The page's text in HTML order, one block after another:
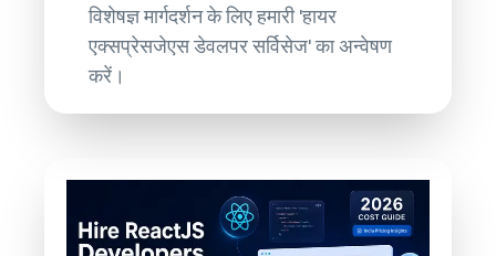
विशेषज्ञ मार्गदर्शन के लिए हमारी 'हायर
एक्सप्रेसजेएस डेवलपर सर्विसेज' का अन्वेषण
करें।